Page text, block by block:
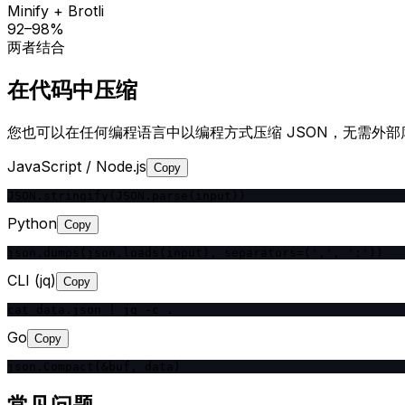
Minify + Brotli
92–98%
两者结合
在代码中压缩
您也可以在任何编程语言中以编程方式压缩 JSON，无需外部
JavaScript / Node.js Copy
Python Copy
CLI (jq) Copy
Go Copy